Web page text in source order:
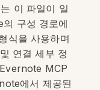
이 파일이 일
구성 경로에
식을 사용하며
연결 세부 정
MCP
에서 제공된